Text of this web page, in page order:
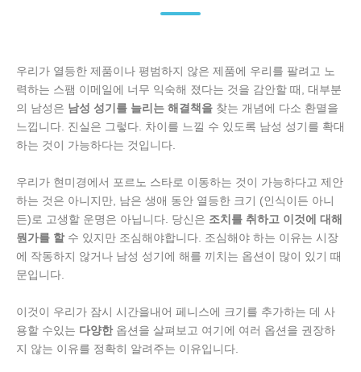
우리가 열등한 제품이나 평범하지 않은 제품에 우리를 팔려고 노
력하는 스팸 이메일에 너무 익숙해 졌다는 것을 감안할 때, 대부분
의 남성은 남성 성기를 늘리는 해결책을 찾는 개념에 다소 환멸을
느낍니다. 진실은 그렇다. 차이를 느낄 수 있도록 남성 성기를 확대
하는 것이 가능하다는 것입니다.
우리가 현미경에서 포르노 스타로 이동하는 것이 가능하다고 제안
하는 것은 아니지만, 남은 생애 동안 열등한 크기 (인식이든 아니
든)로 고생할 운명은 아닙니다. 당신은 조치를 취하고 이것에 대해
뭔가를 할 수 있지만 조심해야합니다. 조심해야 하는 이유는 시장
에 작동하지 않거나 남성 성기에 해를 끼치는 옵션이 많이 있기 때
문입니다.
이것이 우리가 잠시 시간을내어 페니스에 크기를 추가하는 데 사
용할 수있는 다양한옵션을 살펴보고 여기에 여러 옵션을 권장하
지 않는 이유를 정확히 알려주는 이유입니다.